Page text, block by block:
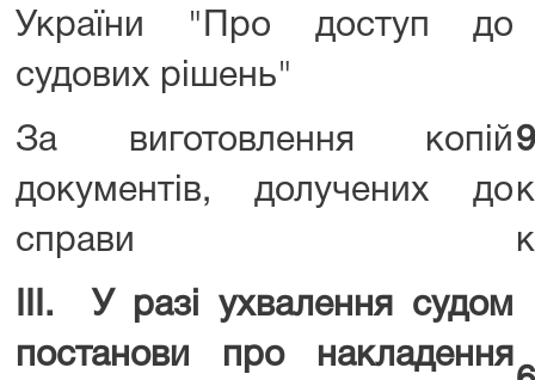
України "Про доступ до
судових рішень"
За виготовлення копій
документів, долучених до
справи
ІІІ. У разі ухвалення судом
постанови про накладення